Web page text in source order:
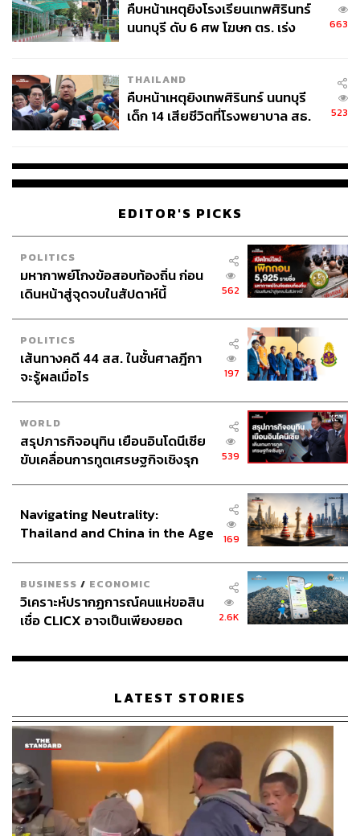
แนวคิดการพัฒนาข้อกำหนดกรุงเทพตั้งอยู่บนหลักการที่ว่า ผู้
ต้องขังหญิงและผู้กระทำผิดหญิงมีความต้องการเฉพาะด้านที่
ต่างไปจากผู้ต้องขังชาย และเนื่องจากผู้ต้องขังหญิงเป็น
ประเทศต่างๆ มักถูกออกแบบขึ้นโดยมิได้คำนึงถึงความ
ต้องการเฉพาะด้านของผู้หญิง อาทิ เรื่องสุขอนามัย สุขภาพผู้
หญิง การดูแลเด็กติดผู้ต้องขัง ทำให้การดูแลผู้ต้องขังหญิงใน
(Gender Sensitivity)
หลายทศวรรษที่ผ่านมานั้น ได้ส่งผลกระทบต่อการดำเนินงาน
ของเรือนจำในการตอบสนองต่อความต้องการเฉพาะด้าน
ของผู้ต้องขังหญิง ด้วยจำนวนผู้ต้องขังหญิงที่เพิ่มขึ้นอย่างต่อ
เนื่อง นานาประเทศจึงตระหนักในความจำเป็นที่จะต้องมีข้อ
แนะนำเพื่อเป็นมาตรฐาน สำหรับผู้ปฏิบัติงานราชทัณฑ์ใน
การปฏิบัติต่อผู้ต้องขังกลุ่มนี้
การจัดทำร่างข้อเสนของอประเทศไทยเพื่อผลักดันเป็นข้อ
กำหนดสหประชาชาติสำหรับการปฏิบัติต่อผู้ต้องขังหญิงนี้ ไม่
ได้มีจุดประสงค์สร้างความแตกต่างหรือเลือกปฏิบัติ แต่เน้น
ให้เกิดมีมาตรฐานความเท่าเทียมกันในการปฏิบัติต่อผู้ต้องขัง
ทั้งสองเพศเท่านั้น โดยไม่ได้มุ่งให้มีการลบล้าง เปลี่ยนแปลง
หรือแก้ไขข้อกำหนดมาตรฐานขั้นต่ำสำหรับการปฏิบัติต่อผู้
ต้องขัง ฉบับปี ค.ศ. 1955 แต่จะให้เป็นแนวทางเพิ่มเติมในการ
ปฏิบัติต่อผู้ต้องขังหญิงสำหรับเรือนจำของประเทศต่างๆ โดย
ทั่วไป โดยเฉพาะอย่างยิ่ง ในประเด็นที่เป็นความแตกต่างและ
ความต้องการที่เพศหญิงมีและต่างไปจากเพศชาย
อีกทั้งร่างข้อกำหนดฉบับนี้ ไม่ได้มุ่งเน้นที่จะทำให้ผู้ต้องขัง
หญิงมีอภิสิทธิ์เหนือผู้ต้องขังชาย หรือได้รับการปฏิบัติที่ดีกว่า
แต่มุ่งจะเติมในส่วนที่ผู้ต้องขังสตรีขาดโอกาสหรือถูกละเลย
เพื่อให้ได้รับในสิ่งที่พึงจะได้รับอย่างเท่าเทียมกันเท่านั้น
โดยข้อกำหนดกรุงเทพจะเป็นส่วนเพิ่มเติมที่สอดคล้อง กับข้อ
ต่อผู้ต้องขัง ค.ศ.1955 (UN Standard Minimum Rules for the
Treatment of Prisoners : SMR) รวมถึงข้อกำหนดมาตรฐาน
ขั้นต่ำสำหรับปฏิบัติต่อผู้กระทำผิดโดยไม่ใช้เรือนจำ (UN
Standard Minimum Rules for Non-custodial Measures หรือ
ข้อกำหนดโตเกียว (Tokyo Rules) ทั้งนี้เพื่อให้การปฏิบัติต่อผู้
ต้องขังหญิงและผู้กระทำผิดหญิงเป็นไปอย่างเคารพซึ่งสิทธิ
มนุษยชนและศักดิ์ศรีความเป็นมนุษย์ และสอดคล้องกับสภาพ
คืบหน้าเหตุยิงโรงเรียนเทพศิรินทร์
นนทบุรี ดับ 6 ศพ โฆษก ตร. เร่ง
663
THAILAND
คืบหน้าเหตุยิงเทพศิรินทร์ นนทบุรี
เด็ก 14 เสียชีวิตที่โรงพยาบาล สธ.
523
EDITOR'S PICKS
POLITICS
มหากาพย์โกงข้อสอบท้องถิ่น ก่อน
เดินหน้าสู่จุดจบในสัปดาห์นี้
562
POLITICS
เส้นทางคดี 44 สส. ในชั้นศาลฎีกา
จะรู้ผลเมื่อไร
197
WORLD
สรุปภารกิจอนุทิน เยือนอินโดนีเซีย
ขับเคลื่อนการทูตเศรษฐกิจเชิงรุก
539
Navigating Neutrality:
Thailand and China in the Age
169
BUSINESS / ECONOMIC
วิเคราะห์ปรากฏการณ์คนแห่ขอสิน
เชื่อ CLICX อาจเป็นเพียงยอด
เรือนไทยที่ถูกซุกไว้
2.6K
LATEST STORIES